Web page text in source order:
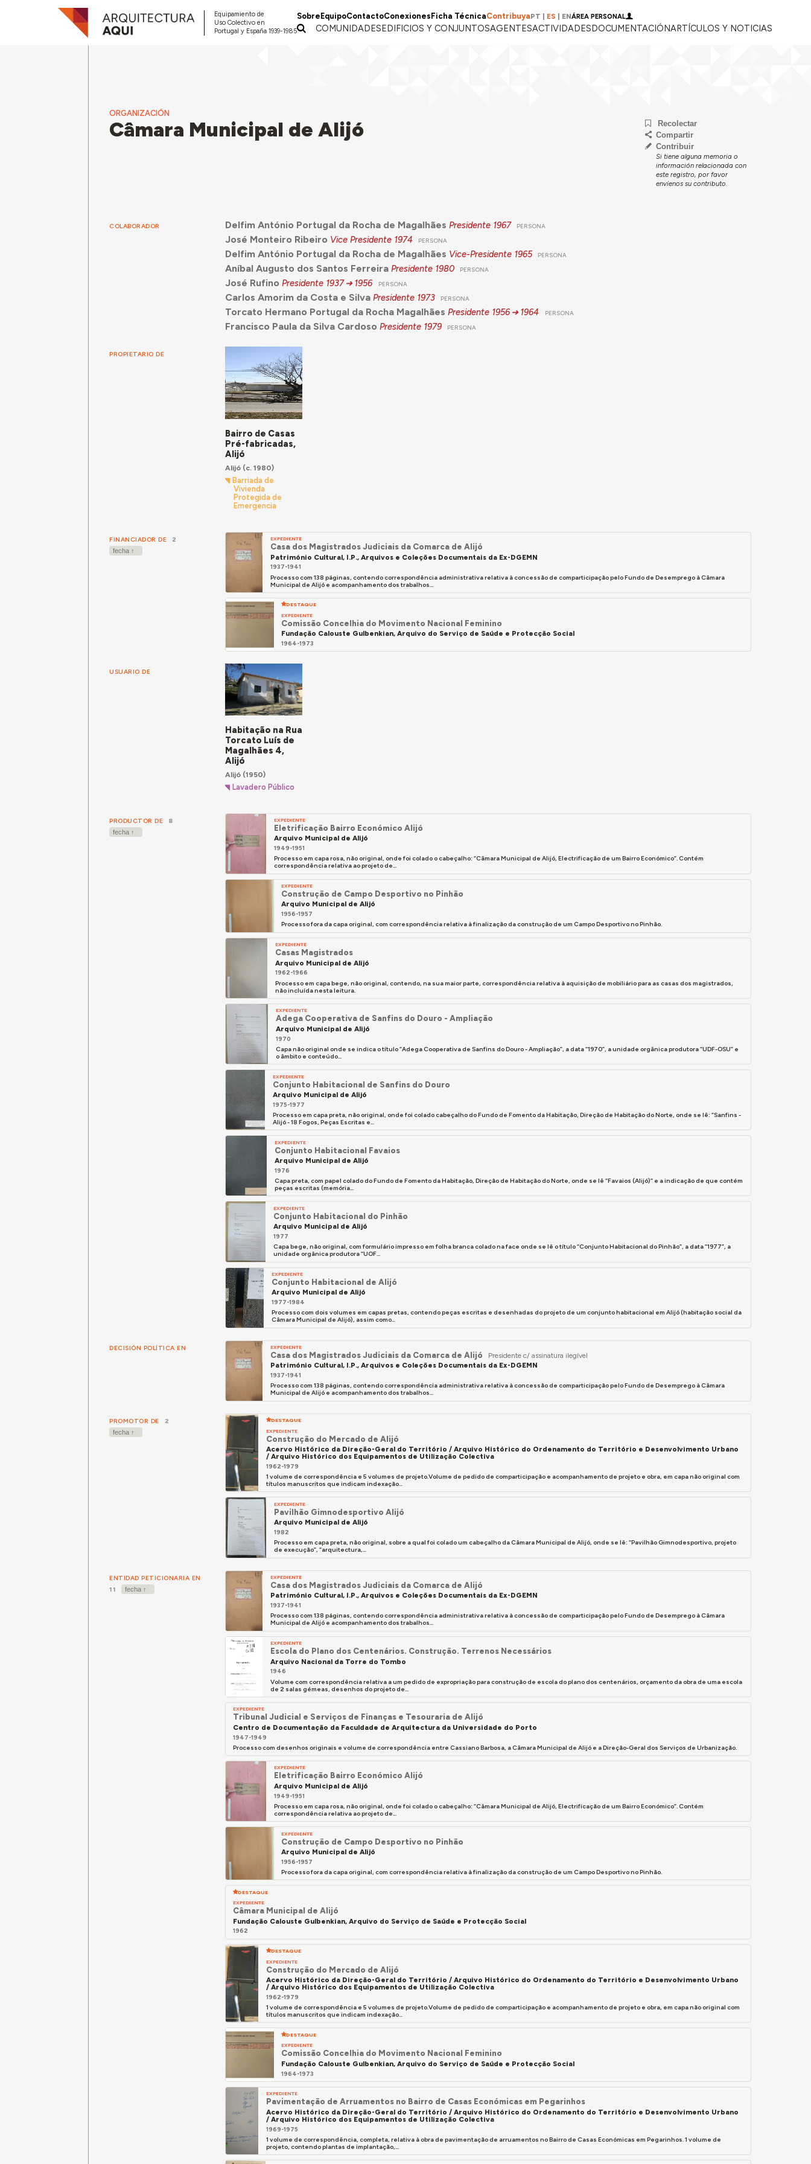
Equipamiento de
Uso Colectivo en
Portugal y España 1939-1985
Sobre EquipoContactoConexiones Ficha TécnicaContribuyaPT ES ENÁREA PERSONAL
COMUNIDADESEDIFICIOS Y CONJUNTOSAGENTESACTIVIDADESDOCUMENTACIÓNARTÍCULOS Y NOTICIAS
ORGANIZACIÓN
Câmara Municipal de Alijó
Recolectar
Compartir
Contribuir
Si tiene alguna memoria o
información relacionada con
este registro, por favor
envíenos su contributo.
COLABORADOR Delfim António Portugal da Rocha de Magalhães Presidente 1967 PERSONA
José Monteiro Ribeiro Vice Presidente 1974 PERSONA
Delfim António Portugal da Rocha de Magalhães Vice-Presidente 1965 PERSONA
Aníbal Augusto dos Santos Ferreira Presidente 1980 PERSONA
José Rufino Presidente 1937 1956 PERSONA
Carlos Amorim da Costa e Silva Presidente 1973 PERSONA
Torcato Hermano Portugal da Rocha Magalhães Presidente 1956 1964 PERSONA
Francisco Paula da Silva Cardoso Presidente 1979 PERSONA
PROPIETARIO DE
Bairro de Casas
Pré-fabricadas,
Alijó
Alijó(c. 1980)
Barriada de
Vivienda
Protegida de
Emergencia
FINANCIADOR DE 2 EXPEDIENTE
Casa dos Magistrados Judiciais da Comarca de Alijó
Património Cultural, I.P., Arquivos e Coleções Documentais da Ex-DGEMN
1937-1941
Processo com 138 páginas, contendo correspondência administrativa relativa à concessão de comparticipação pelo Fundo de Desemprego à Câmara
Municipal de Alijó e acompanhamento dos trabalhos...
DESTAQUE
EXPEDIENTE
Comissão Concelhia do Movimento Nacional Feminino
Fundação Calouste Gulbenkian, Arquivo do Serviço de Saúde e Protecção Social
1964-1973
USUARIO DE
Habitação na Rua
Torcato Luís de
Magalhães 4,
Alijó
Alijó(1950)
Lavadero Público
PRODUCTOR DE 8 EXPEDIENTE
Eletrificação Bairro Económico Alijó
Arquivo Municipal de Alijó
1949-1951
Processo em capa rosa, não original, onde foi colado o cabeçalho: “Câmara Municipal de Alijó, Electrificação de um Bairro Económico”. Contém
correspondência relativa ao projeto de...
EXPEDIENTE
Construção de Campo Desportivo no Pinhão
Arquivo Municipal de Alijó
1956-1957
Processo fora da capa original, com correspondência relativa à finalização da construção de um Campo Desportivo no Pinhão.
EXPEDIENTE
Casas Magistrados
Arquivo Municipal de Alijó
1962-1966
Processo em capa bege, não original, contendo, na sua maior parte, correspondência relativa à aquisição de mobiliário para as casas dos magistrados,
não incluída nesta leitura.
EXPEDIENTE
Adega Cooperativa de Sanfins do Douro - Ampliação
Arquivo Municipal de Alijó
1970
Capa não original onde se indica o título “Adega Cooperativa de Sanfins do Douro - Ampliação”, a data “1970”, a unidade orgânica produtora “UDF-OSU” e
o âmbito e conteúdo...
EXPEDIENTE
Conjunto Habitacional de Sanfins do Douro
Arquivo Municipal de Alijó
1975-1977
Processo em capa preta, não original, onde foi colado cabeçalho do Fundo de Fomento da Habitação, Direção de Habitação do Norte, onde se lê: “Sanfins -
Alijó - 18 Fogos, Peças Escritas e...
EXPEDIENTE
Conjunto Habitacional Favaios
Arquivo Municipal de Alijó
1976
Capa preta, com papel colado do Fundo de Fomento da Habitação, Direção de Habitação do Norte, onde se lê “Favaios (Alijó)” e a indicação de que contém
peças escritas (memória...
EXPEDIENTE
Conjunto Habitacional do Pinhão
Arquivo Municipal de Alijó
1977
Capa bege, não original, com formulário impresso em folha branca colado na face onde se lê o título “Conjunto Habitacional do Pinhão”, a data “1977”, a
unidade orgânica produtora “UOF...
EXPEDIENTE
Conjunto Habitacional de Alijó
Arquivo Municipal de Alijó
1977-1984
Processo com dois volumes em capas pretas, contendo peças escritas e desenhadas do projeto de um conjunto habitacional em Alijó (habitação social da
Câmara Municipal de Alijó), assim como...
DECISIÓN POLÍTICA EN EXPEDIENTE
Casa dos Magistrados Judiciais da Comarca de Alijó
Presidente c/ assinatura ilegível
Património Cultural, I.P., Arquivos e Coleções Documentais da Ex-DGEMN
1937-1941
Processo com 138 páginas, contendo correspondência administrativa relativa à concessão de comparticipação pelo Fundo de Desemprego à Câmara
Municipal de Alijó e acompanhamento dos trabalhos...
PROMOTOR DE 2
DESTAQUE
EXPEDIENTE
Construção do Mercado de Alijó
Acervo Histórico da Direção-Geral do Território / Arquivo Histórico do Ordenamento do Território e Desenvolvimento Urbano
/ Arquivo Histórico dos Equipamentos de Utilização Colectiva
1962-1979
1 volume de correspondência e 5 volumes de projeto.Volume de pedido de comparticipação e acompanhamento de projeto e obra, em capa não original com
títulos manuscritos que indicam indexação...
EXPEDIENTE
Pavilhão Gimnodesportivo Alijó
Arquivo Municipal de Alijó
1982
Processo em capa preta, não original, sobre a qual foi colado um cabeçalho da Câmara Municipal de Alijó, onde se lê: “Pavilhão Gimnodesportivo, projeto
de execução”, “arquitectura,...
ENTIDAD PETICIONARIA EN
11
EXPEDIENTE
Casa dos Magistrados Judiciais da Comarca de Alijó
Património Cultural, I.P., Arquivos e Coleções Documentais da Ex-DGEMN
1937-1941
Processo com 138 páginas, contendo correspondência administrativa relativa à concessão de comparticipação pelo Fundo de Desemprego à Câmara
Municipal de Alijó e acompanhamento dos trabalhos...
EXPEDIENTE
Escola do Plano dos Centenários. Construção. Terrenos Necessários
Arquivo Nacional da Torre do Tombo
1946
Volume com correspondência relativa a um pedido de expropriação para construção de escola do plano dos centenários, orçamento da obra de uma escola
de 2 salas gémeas, desenhos do projeto de...
EXPEDIENTE
Tribunal Judicial e Serviços de Finanças e Tesouraria de Alijó
Centro de Documentação da Faculdade de Arquitectura da Universidade do Porto
1947-1949
Processo com desenhos originais e volume de correspondência entre Cassiano Barbosa, a Câmara Municipal de Alijó e a Direção-Geral dos Serviços de Urbanização.
EXPEDIENTE
Eletrificação Bairro Económico Alijó
Arquivo Municipal de Alijó
1949-1951
Processo em capa rosa, não original, onde foi colado o cabeçalho: “Câmara Municipal de Alijó, Electrificação de um Bairro Económico”. Contém
correspondência relativa ao projeto de...
EXPEDIENTE
Construção de Campo Desportivo no Pinhão
Arquivo Municipal de Alijó
1956-1957
Processo fora da capa original, com correspondência relativa à finalização da construção de um Campo Desportivo no Pinhão.
DESTAQUE
EXPEDIENTE
Câmara Municipal de Alijó
Fundação Calouste Gulbenkian, Arquivo do Serviço de Saúde e Protecção Social
1962
DESTAQUE
EXPEDIENTE
Construção do Mercado de Alijó
Acervo Histórico da Direção-Geral do Território / Arquivo Histórico do Ordenamento do Território e Desenvolvimento Urbano
/ Arquivo Histórico dos Equipamentos de Utilização Colectiva
1962-1979
1 volume de correspondência e 5 volumes de projeto.Volume de pedido de comparticipação e acompanhamento de projeto e obra, em capa não original com
títulos manuscritos que indicam indexação...
DESTAQUE
EXPEDIENTE
Comissão Concelhia do Movimento Nacional Feminino
Fundação Calouste Gulbenkian, Arquivo do Serviço de Saúde e Protecção Social
1964-1973
EXPEDIENTE
Pavimentação de Arruamentos no Bairro de Casas Económicas em Pegarinhos
Acervo Histórico da Direção-Geral do Território / Arquivo Histórico do Ordenamento do Território e Desenvolvimento Urbano
/ Arquivo Histórico dos Equipamentos de Utilização Colectiva
1969-1975
1 volume de correspondência, completa, relativa à obra de pavimentação de arruamentos no Bairro de Casas Económicas em Pegarinhos. 1 volume de
projeto, contendo plantas de implantação,...